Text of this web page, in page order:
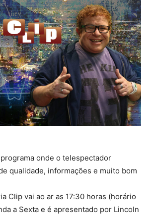
onde o telespectador
qualidade, informações e muito bom
Clip vai ao ar as 17:30 horas (horário
a Sexta e é apresentado por Lincoln